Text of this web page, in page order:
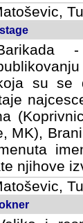
su se
MK),
njihove